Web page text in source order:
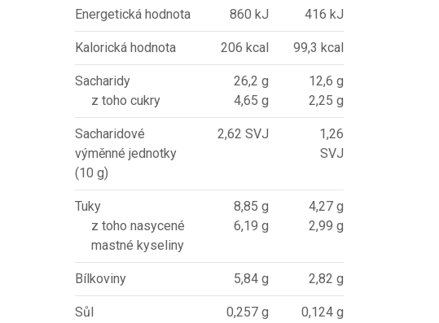
Energetická hodnota 860 kJ 416 kJ
Kalorická hodnota 206 kcal 99,3 kcal
Sacharidy
z toho cukry
26,2 g
4,65 g
12,6 g
2,25 g
Sacharidové
výměnné jednotky
(10 g)
2,62 SVJ
1,26
SVJ
Tuky
z toho nasycené
mastné kyseliny
8,85 g
6,19 g
4,27 g
2,99 g
Bílkoviny 5,84 g 2,82 g
Sůl 0,257 g 0,124 g